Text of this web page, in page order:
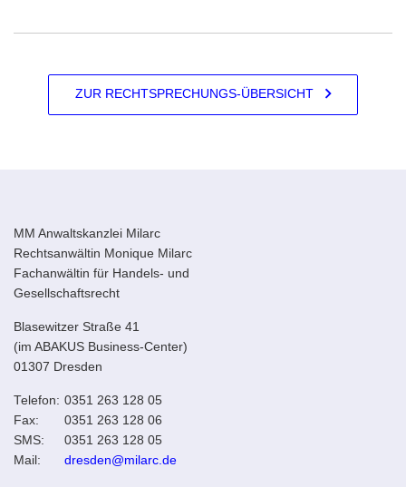
ZUR RECHTSPRECHUNGS-ÜBERSICHT
MM Anwaltskanzlei Milarc
Rechtsanwältin Monique Milarc
Fachanwältin für Handels- und
Gesellschaftsrecht
Blasewitzer Straße 41
(im ABAKUS Business-Center)
01307 Dresden
Telefon: 0351 263 128 05
Fax:
0351 263 128 06
SMS:
0351 263 128 05
Mail:
dresden@milarc.de